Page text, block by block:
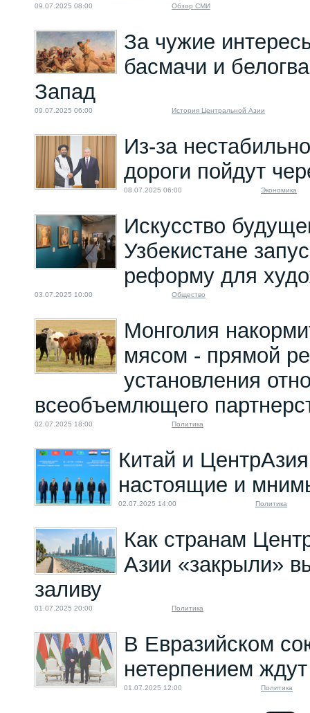
09.07.2025 08:00 Обзор СМИ
За чужие
басмачи и
Запад
09.07.2025 06:00 История Центральной Азии
Из-за
дороги пойдут
08.07.2025 06:00 Экономика
Искусство
Узбекистане
реформу для
03.07.2025 10:00 Общество
Монголия
мясом - прямой
установления
всеобъемлющего
02.07.2025 18:00 Политика
Китай и
настоящие и
02.07.2025 14:00 Политика
Как странам
Азии «закрыли»
заливу
01.07.2025 20:00 Политика
В Евразийском
нетерпением
01.07.2025 12:00 Политика